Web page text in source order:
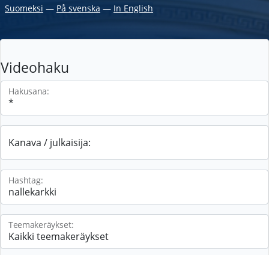
Suomeksi ― På svenska ― In English
Videohaku
Hakusana:
Kanava / julkaisija:
Hashtag:
Teemakeräykset: